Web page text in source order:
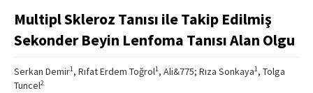
Board
Instructions
Archive
Multipl Skleroz Tanısı ile Takip Edilmiş
Sekonder Beyin Lenfoma Tanısı Alan Olgu
Serkan Demir1, Rıfat Erdem Toğrol1, Ali&775; Rıza Sonkaya1, Tolga
Tuncel2